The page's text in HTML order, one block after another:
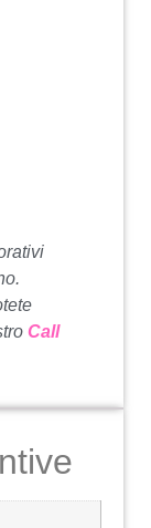
Call